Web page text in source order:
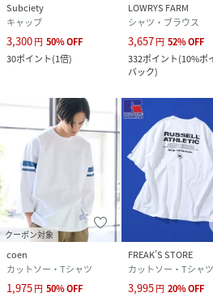
Subciety
キャップ
3,300円 50%OFF
30ポイント(1倍)
LOWRYS FARM
シャツ・ブラウス
3,657円 52%OFF
332ポイント(10%ポ
バック)
クーポン対象
coen
カットソー・Tシャツ
1,975円 50%OFF
FREAK’S STORE
カットソー・Tシャツ
3,995円 20%OFF